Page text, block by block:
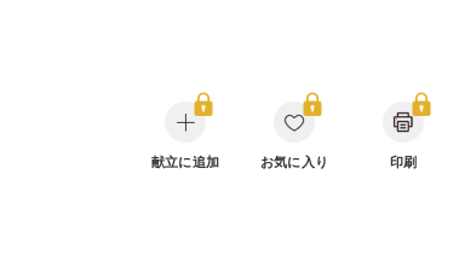
献立に追加 お気に入り 印刷